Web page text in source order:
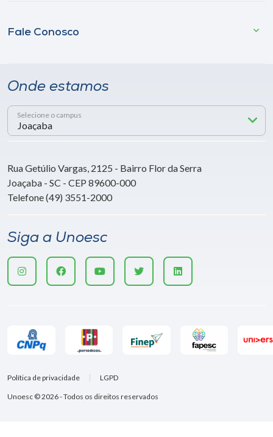
Fale Conosco
Onde estamos
Selecione o campus
Rua Getúlio Vargas, 2125 - Bairro Flor da Serra
Joaçaba - SC - CEP 89600-000
Telefone (49) 3551-2000
Siga a Unoesc
Unoesc © 2026 - Todos os direitos reservados
Política de privacidade LGPD